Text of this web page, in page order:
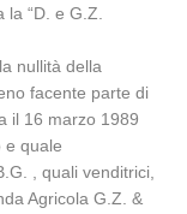
“D. e G.Z.
nullità della
facente parte di
il 16 marzo 1989
e quale
, quali venditrici,
Agricola G.Z. &